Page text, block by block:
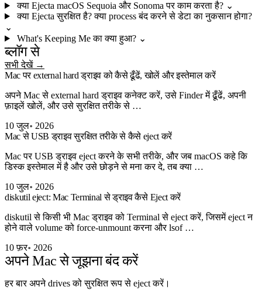
क्या Ejecta macOS Sequoia और Sonoma पर काम करता है? ⌄
क्या Ejecta सुरक्षित है? क्या process बंद करने से डेटा का नुकसान होगा?
⌄
What's Keeping Me का क्या हुआ? ⌄
ब्लॉग से
सभी देखें →
Mac पर external hard ड्राइव को कैसे ढूँढें, खोलें और इस्तेमाल करें
अपने Mac से external hard ड्राइव कनेक्ट करें, उसे Finder में ढूँढें, अपनी
फ़ाइलें खोलें, और उसे सुरक्षित तरीके से …
10 जुल॰ 2026
Mac से USB ड्राइव सुरक्षित तरीके से कैसे eject करें
Mac पर USB ड्राइव eject करने के सभी तरीके, और जब macOS कहे कि
डिस्क इस्तेमाल में है और उसे छोड़ने से मना कर दे, तब क्या …
10 जुल॰ 2026
diskutil eject: Mac Terminal से ड्राइव कैसे Eject करें
diskutil से किसी भी Mac ड्राइव को Terminal से eject करें, जिसमें eject न
होने वाले volume को force-unmount करना और lsof …
10 फ़र॰ 2026
अपने Mac से जूझना बंद करें
हर बार अपने drives को सुरक्षित रूप से eject करें।